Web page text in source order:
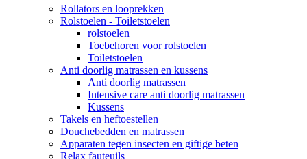
Rollators en looprekken
Rolstoelen - Toiletstoelen
rolstoelen
Toebehoren voor rolstoelen
Toiletstoelen
Anti doorlig matrassen en kussens
Anti doorlig matrassen
Intensive care anti doorlig matrassen
Kussens
Takels en heftoestellen
Douchebedden en matrassen
Apparaten tegen insecten en giftige beten
Relax fauteuils